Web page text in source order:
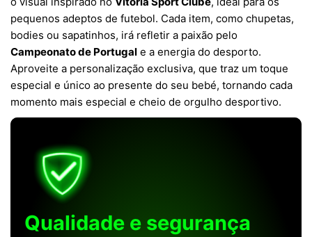
pequenos adeptos de futebol. Cada item, como chupetas,
bodies ou sapatinhos, irá refletir a paixão pelo
Campeonato de Portugal e a energia do desporto.
Aproveite a personalização exclusiva, que traz um toque
especial e único ao presente do seu bebé, tornando cada
momento mais especial e cheio de orgulho desportivo.
Qualidade e segurança